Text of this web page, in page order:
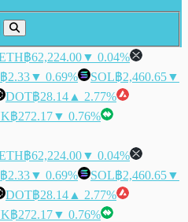
฿62,224.00▼ 0.04%
฿2.33▼ 0.69% SOL฿2,460.65▼
DOT฿28.14 ▲ 2.77%
฿272.17▼ 0.76%
฿62,224.00▼ 0.04%
฿2.33▼ 0.69% SOL฿2,460.65▼
DOT฿28.14 ▲ 2.77%
฿272.17▼ 0.76%